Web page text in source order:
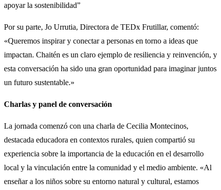
apoyar la sostenibilidad”
Por su parte, Jo Urrutia, Directora de TEDx Frutillar, comentó:
«Queremos inspirar y conectar a personas en torno a ideas que
impactan. Chaitén es un claro ejemplo de resiliencia y reinvención, y
esta conversación ha sido una gran oportunidad para imaginar juntos
un futuro sustentable.»
Charlas y panel de conversación
La jornada comenzó con una charla de Cecilia Montecinos,
destacada educadora en contextos rurales, quien compartió su
experiencia sobre la importancia de la educación en el desarrollo
local y la vinculación entre la comunidad y el medio ambiente. «Al
enseñar a los niños sobre su entorno natural y cultural, estamos